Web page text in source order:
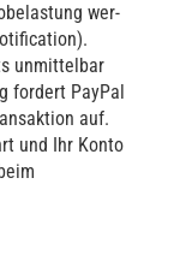
wer­
unmit­tel­bar
for­dert Pay­Pal
auf.
und Ihr Kon­to